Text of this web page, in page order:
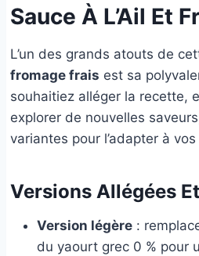
Sauce À L’Ail Et
L’un des grands atouts de
fromage frais est sa
souhaitiez alléger la recette,
explorer de nouvelles
variantes pour l’adapter à
Versions Allégées
Version légère :
du yaourt grec 0 % pour